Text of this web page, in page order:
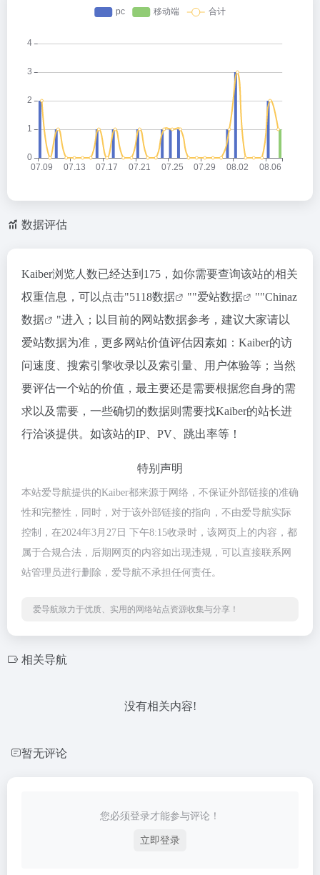
数据评估
Kaiber浏览人数已经达到175，如你需要查询该站的相关
权重信息，可以点击"5118数据 ""爱站数据 ""Chinaz
数据
"进入；以目前的网站数据参考，建议大家请以
爱站数据为准，更多网站价值评估因素如：Kaiber的访
问速度、搜索引擎收录以及索引量、用户体验等；当然
要评估一个站的价值，最主要还是需要根据您自身的需
求以及需要，一些确切的数据则需要找Kaiber的站长进
行洽谈提供。如该站的IP、PV、跳出率等！
特别声明
本站爱导航提供的Kaiber都来源于网络，不保证外部链接的准确
性和完整性，同时，对于该外部链接的指向，不由爱导航实际
控制，在2024年3月27日 下午8:15收录时，该网页上的内容，都
属于合规合法，后期网页的内容如出现违规，可以直接联系网
站管理员进行删除，爱导航不承担任何责任。
爱导航致力于优质、实用的网络站点资源收集与分享！
相关导航
没有相关内容!
暂无评论
您必须登录才能参与评论！
立即登录